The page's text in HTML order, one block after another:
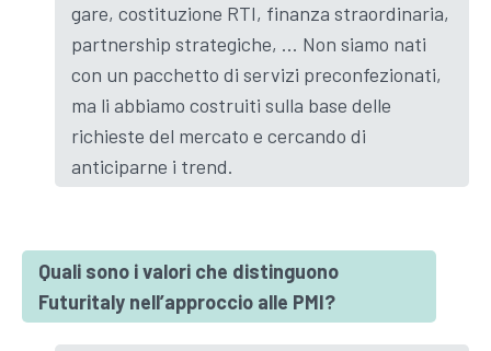
gare, costituzione RTI, finanza straordinaria,
partnership strategiche, ... Non siamo nati
con un pacchetto di servizi preconfezionati,
ma li abbiamo costruiti sulla base delle
richieste del mercato e cercando di
anticiparne i trend.
Quali sono i valori che distinguono
Futuritaly nell’approccio alle PMI?